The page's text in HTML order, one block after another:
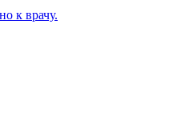
к врачу.